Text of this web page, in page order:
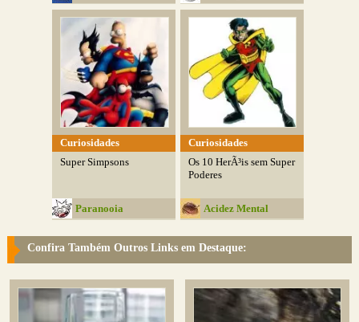
Curiosidades
Super Simpsons
Paranooia
Curiosidades
Os 10 HerÃ³is sem Super
Poderes
Acidez Mental
Confira Também Outros Links em Destaque: